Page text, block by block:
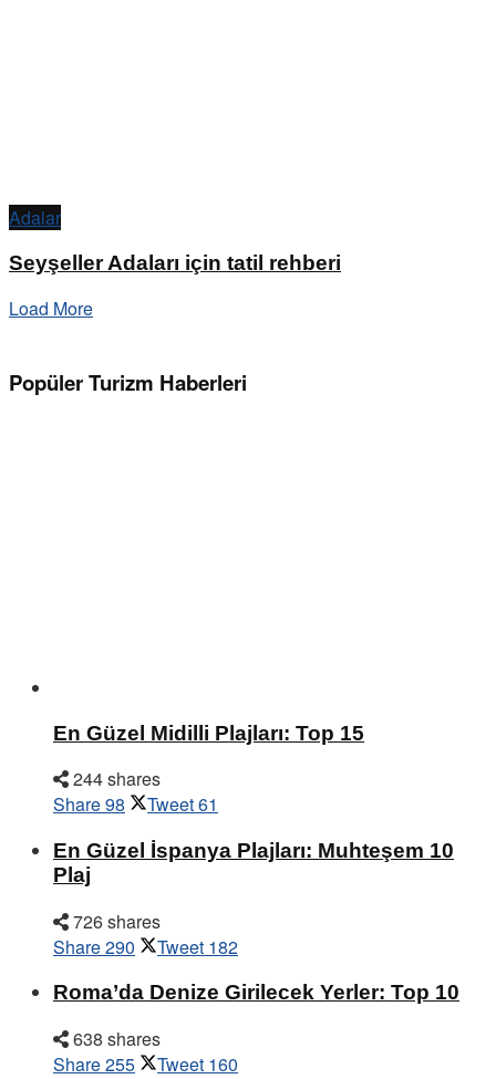
Adalar
Seyşeller Adaları için tatil rehberi
Load More
Popüler Turizm Haberleri
En Güzel Midilli Plajları: Top 15
244 shares
Share98 Tweet61
En Güzel İspanya Plajları: Muhteşem 10
Plaj
726 shares
Share290 Tweet 182
Roma’da Denize Girilecek Yerler: Top 10
638 shares
Share255 Tweet 160